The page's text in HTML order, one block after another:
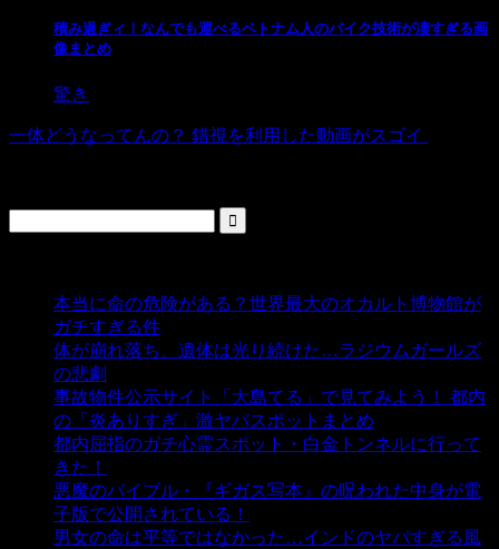
積み過ぎィ！なんでも運べるベトナム人のバイク技術が凄すぎる画
像まとめ
驚き
一体どうなってんの？ 錯視を利用した動画がスゴイ
本当に命の危険がある？世界最大のオカルト博物館が
ガチすぎる件
体が崩れ落ち、遺体は光り続けた…ラジウムガールズ
の悲劇
事故物件公示サイト「大島てる」で見てみよう！ 都内
の「炎ありすぎ」激ヤバスポットまとめ
都内屈指のガチ心霊スポット・白金トンネルに行って
きた！
悪魔のバイブル・『ギガス写本』の呪われた中身が電
子版で公開されている！
男女の命は平等ではなかった…インドのヤバすぎる風